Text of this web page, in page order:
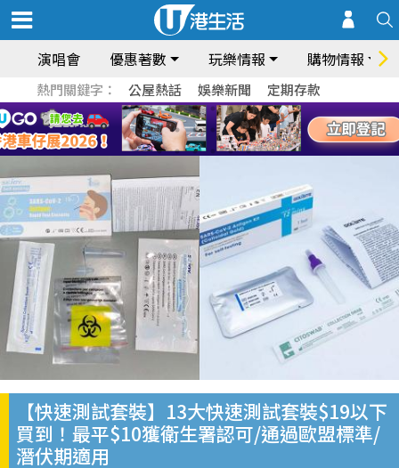
演唱會 優惠著數 玩樂情報 購物情報
熱門關鍵字： 公屋熱話 娛樂新聞 定期存款
【快速測試套裝】13大快速測試套裝$19以下
買到！最平$10獲衛生署認可/通過歐盟標準/
潛伏期適用